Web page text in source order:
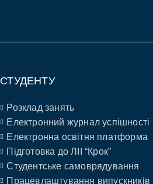
СТУДЕНТУ
Розклад занять
Електронний журнал успішності
Електронна освітня платформа
Підготовка до ЛІІ “Крок”
Студентське самоврядування
Працевлаштування випускників